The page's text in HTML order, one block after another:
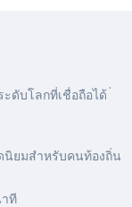
ดับโลกที่เชื่อถือได้
นิยมสำหรับคนท้องถิ่น
ที